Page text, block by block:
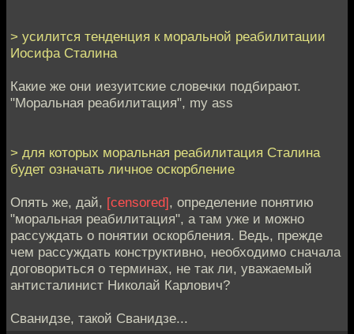
> усилится тенденция к моральной реабилитации
Иосифа Сталина
Какие же они иезуитские словечки подбирают.
"Моральная реабилитация", my ass
> для которых моральная реабилитация Сталина
будет означать личное оскорбление
Опять же, дай, [censored], определение понятию
"моральная реабилитация", а там уже и можно
рассуждать о понятии оскорбления. Ведь, прежде
чем рассуждать конструктивно, необходимо сначала
договориться о терминах, не так ли, уважаемый
антисталинист Николай Карлович?
Сванидзе, такой Сванидзе...